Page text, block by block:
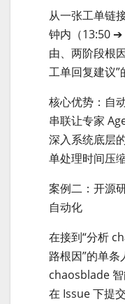
从一张工单链
钟内（13:50 ➔
由、两阶段根
工单回复建议”
核心优势：自
串联让专家
深入系统底层
单处理时间压
案例二：开源
自动化
在接到“分析
路根因”的单
chaosblade 智
在 Issue 下提